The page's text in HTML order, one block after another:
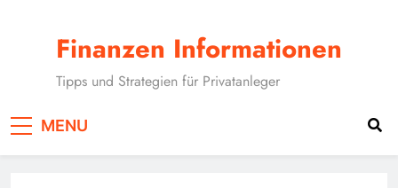
Finanzen Informationen
Tipps und Strategien für Privatanleger
MENU